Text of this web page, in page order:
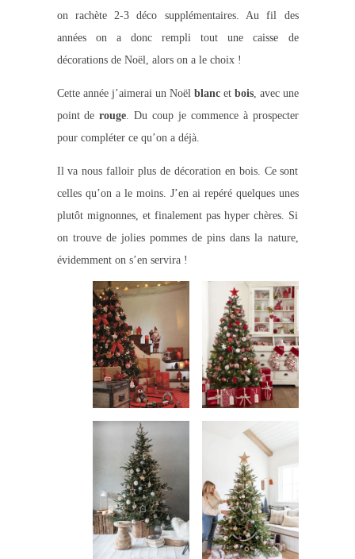
on rachète 2-3 déco supplémentaires. Au fil des
années on a donc rempli tout une caisse de
décorations de Noël, alors on a le choix !
Cette année j’aimerai un Noël blancet bois, avec une
point derouge . Du coup je commence à prospecter
pour compléter ce qu’on a déjà.
Il va nous falloir plus de décoration en bois. Ce sont
celles qu’on a le moins. J’en ai repéré quelques unes
plutôt mignonnes, et finalement pas hyper chères. Si
on trouve de jolies pommes de pins dans la nature,
évidemment on s’en servira !